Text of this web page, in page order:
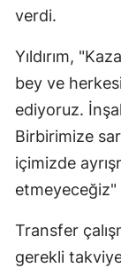
verdi.
Yıldırım,
bey ve
ediyoruz.
Birbirimize
içimizde
etmeyeceğiz"
Transfer
gerekli